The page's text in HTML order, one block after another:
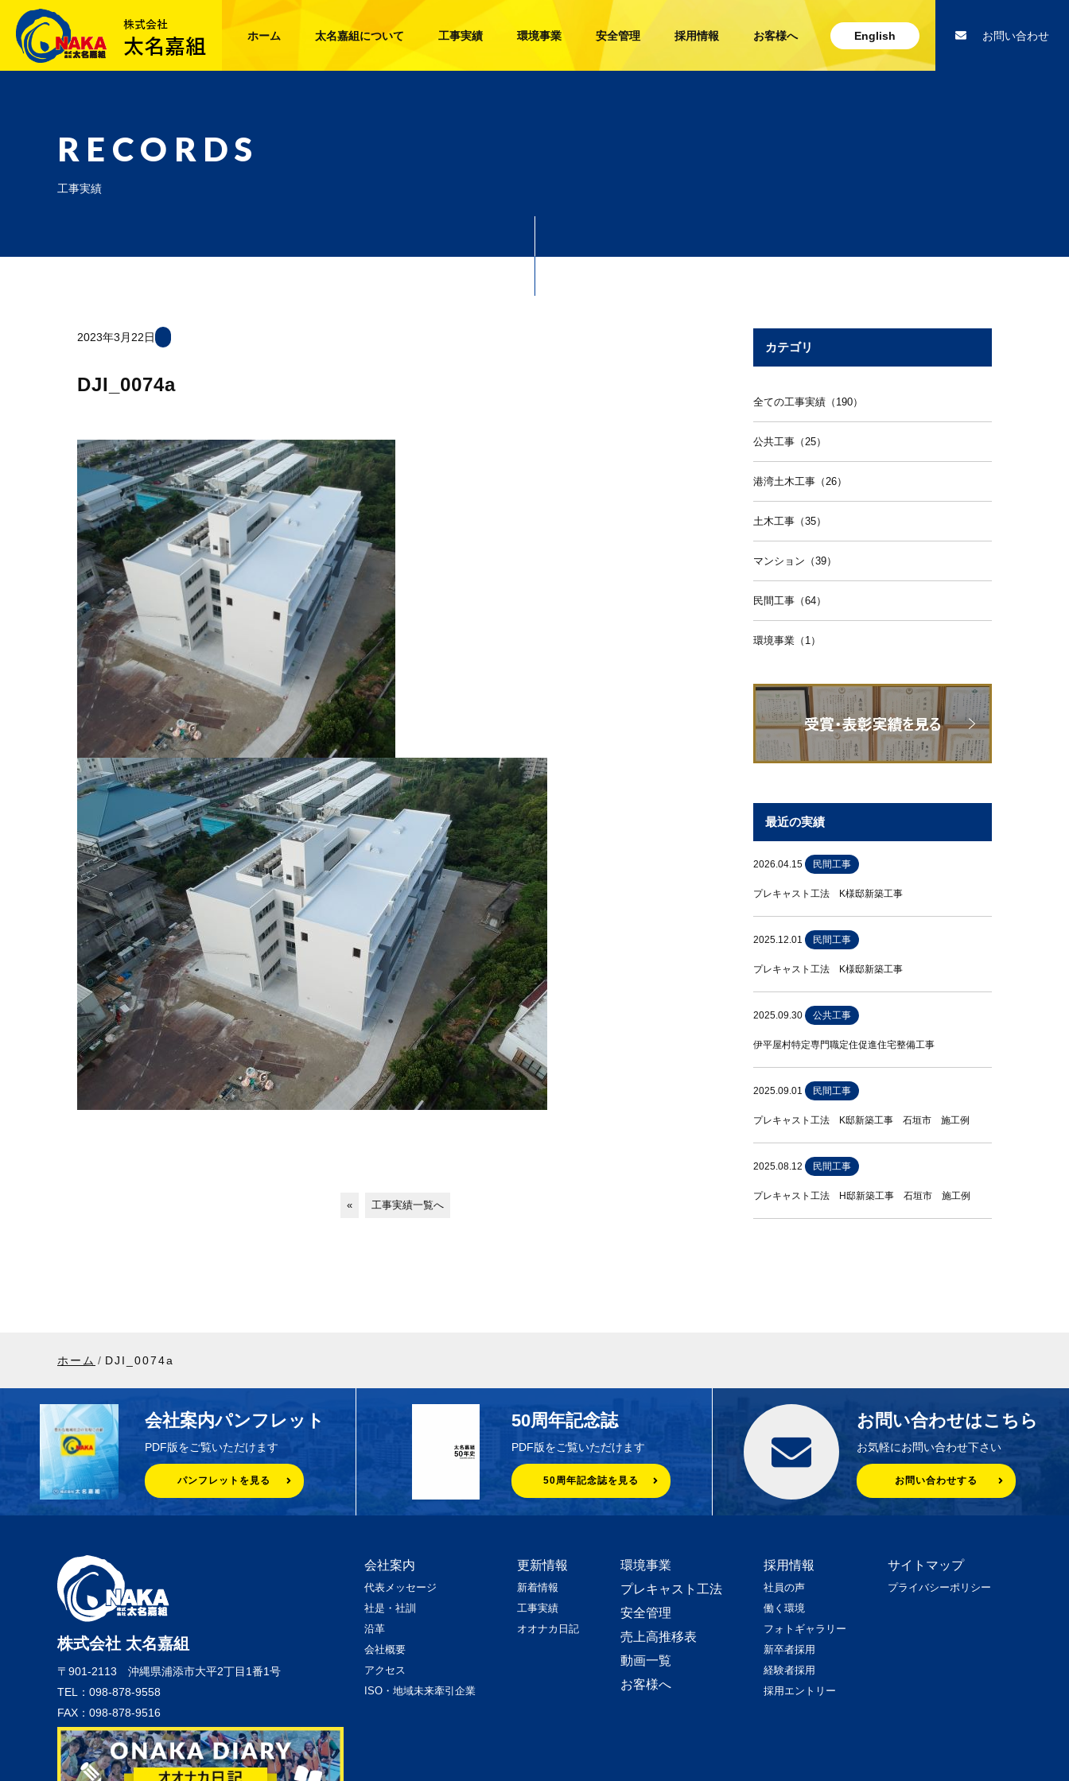
ホーム 太名嘉組について 工事実績 環境事業 安全管理 採用情報 お客様へ English お問い合わせ
RECORDS
工事実績
2023年3月22日
DJI_0074a
« 工事実績一覧へ
カテゴリ
全ての工事実績（190）
公共工事（25）
港湾土木工事（26）
土木工事（35）
マンション（39）
民間工事（64）
環境事業（1）
最近の実績
2026.04.15 民間工事
プレキャスト工法 K様邸新築工事
2025.12.01 民間工事
プレキャスト工法 K様邸新築工事
2025.09.30 公共工事
伊平屋村特定専門職定住促進住宅整備工事
2025.09.01 民間工事
プレキャスト工法 K邸新築工事 石垣市 施工例
2025.08.12 民間工事
プレキャスト工法 H邸新築工事 石垣市 施工例
ホーム DJI_0074a
会社案内パンフレット
PDF版をご覧いただけます
パンフレットを見る
50周年記念誌
PDF版をご覧いただけます
50周年記念誌を見る
お問い合わせはこちら
お気軽にお問い合わせ下さい
お問い合わせする
株式会社 太名嘉組
〒901-2113 沖縄県浦添市大平2丁目1番1号
TEL：098-878-9558
FAX：098-878-9516
会社案内
代表メッセージ
社是・社訓
沿革
会社概要
アクセス
ISO・地域未来牽引企業
更新情報
新着情報
工事実績
オオナカ日記
環境事業
プレキャスト工法
安全管理
売上高推移表
動画一覧
お客様へ
採用情報
社員の声
働く環境
フォトギャラリー
新卒者採用
経験者採用
採用エントリー
サイトマップ
プライバシーポリシー